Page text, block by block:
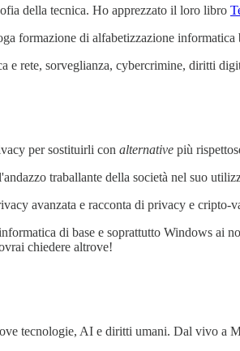
della tecnica. Ho apprezzato il loro libro
formazione di alfabetizzazione informatica
e rete, sorveglianza, cybercrimine, diritti
per sostituirli con alternative più
traballante della società nel suo
avanzata e racconta di privacy e cripto-
di base e soprattutto Windows ai
chiedere altrove!
tecnologie, AI e diritti umani. Dal vivo a